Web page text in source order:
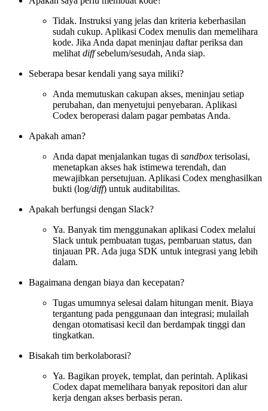
Tidak. Instruksi yang jelas dan kriteria keberhasilan
sudah cukup. Aplikasi Codex menulis dan memelihara
kode. Jika Anda dapat meninjau daftar periksa dan
melihat diffsebelum/sesudah, Anda siap.
Seberapa besar kendali yang saya miliki?
Anda memutuskan cakupan akses, meninjau setiap
perubahan, dan menyetujui penyebaran. Aplikasi
Codex beroperasi dalam pagar pembatas Anda.
Apakah aman?
Anda dapat menjalankan tugas di sandbox terisolasi,
menetapkan akses hak istimewa terendah, dan
mewajibkan persetujuan. Aplikasi Codex menghasilkan
bukti (log/diff) untuk auditabilitas.
Apakah berfungsi dengan Slack?
Ya. Banyak tim menggunakan aplikasi Codex melalui
Slack untuk pembuatan tugas, pembaruan status, dan
tinjauan PR. Ada juga SDK untuk integrasi yang lebih
dalam.
Bagaimana dengan biaya dan kecepatan?
Tugas umumnya selesai dalam hitungan menit. Biaya
tergantung pada penggunaan dan integrasi; mulailah
dengan otomatisasi kecil dan berdampak tinggi dan
tingkatkan.
Bisakah tim berkolaborasi?
Ya. Bagikan proyek, templat, dan perintah. Aplikasi
Codex dapat memelihara banyak repositori dan alur
kerja dengan akses berbasis peran.